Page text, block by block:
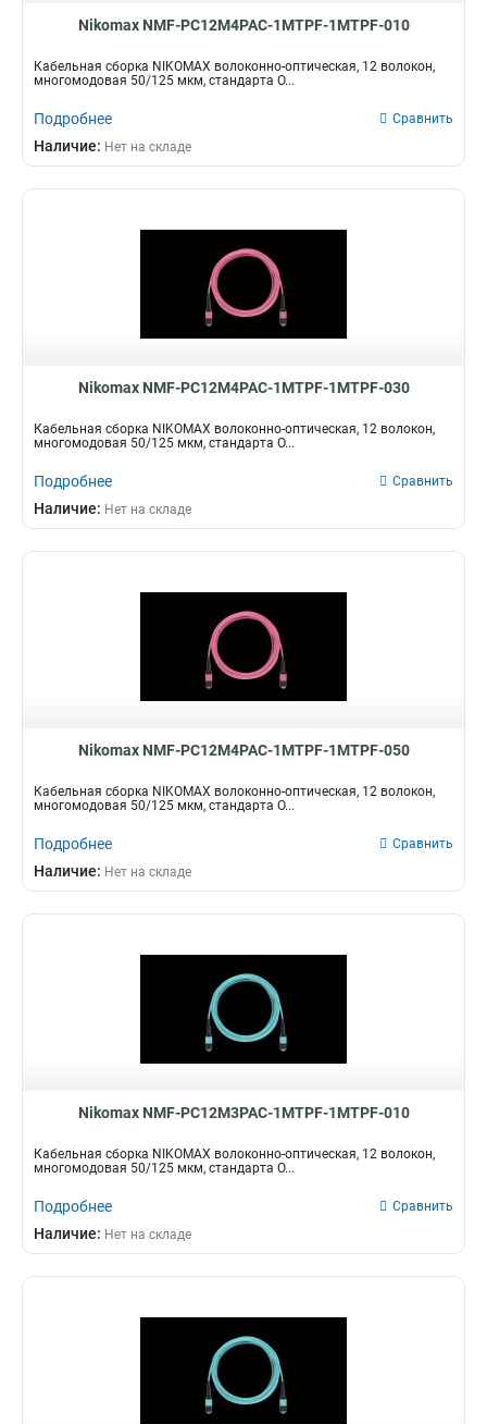
Nikomax NMF-PC12M4PAC-1MTPF-1MTPF-010
Кабельная сборка NIKOMAX волоконно-оптическая, 12 волокон,
многомодовая 50/125 мкм, стандарта O...
Подробнее Сравнить
Наличие: Нет на складе
Nikomax NMF-PC12M4PAC-1MTPF-1MTPF-030
Кабельная сборка NIKOMAX волоконно-оптическая, 12 волокон,
многомодовая 50/125 мкм, стандарта O...
Подробнее Сравнить
Наличие: Нет на складе
Nikomax NMF-PC12M4PAC-1MTPF-1MTPF-050
Кабельная сборка NIKOMAX волоконно-оптическая, 12 волокон,
многомодовая 50/125 мкм, стандарта O...
Подробнее Сравнить
Наличие: Нет на складе
Nikomax NMF-PC12M3PAC-1MTPF-1MTPF-010
Кабельная сборка NIKOMAX волоконно-оптическая, 12 волокон,
многомодовая 50/125 мкм, стандарта O...
Подробнее Сравнить
Наличие: Нет на складе